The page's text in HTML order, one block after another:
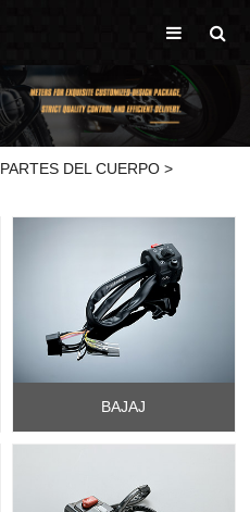
PARTES DEL CUERPO >
BAJAJ